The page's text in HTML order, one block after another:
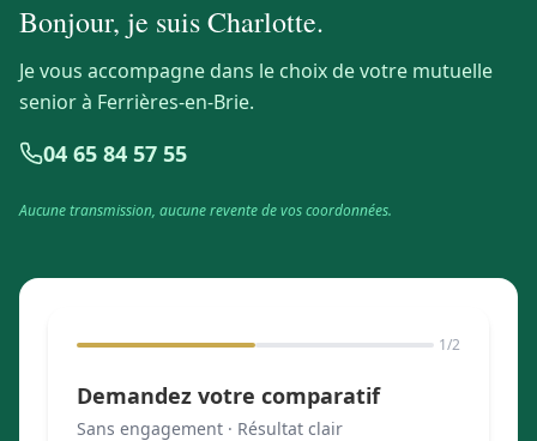
Bonjour, je suisCharlotte.
Je vous accompagne dans le choix de votre mutuelle
senior à Ferrières-en-Brie.
04 65 84 57 55
Aucune transmission, aucune revente de vos coordonnées.
1/2
Demandez votre comparatif
Sans engagement · Résultat clair